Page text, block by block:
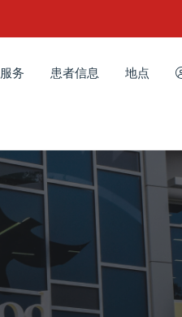
服务 患者信息 地点